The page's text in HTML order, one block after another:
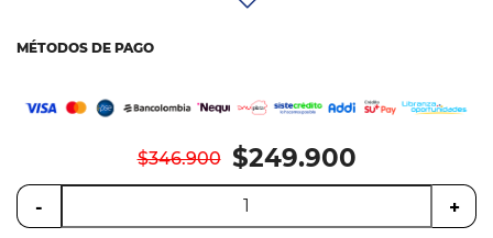
Cocina
Tecnología
ElectroHogar
MÉTODOS DE PAGO
$346.900 $249.900
- +